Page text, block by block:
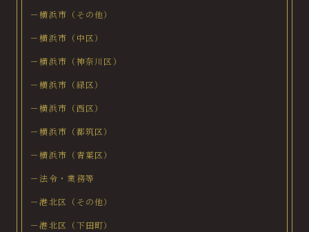
－横浜市（その他）
－横浜市（中区）
－横浜市（神奈川区）
－横浜市（緑区）
－横浜市（西区）
－横浜市（都筑区）
－横浜市（青葉区）
－法令・業務等
－港北区（その他）
－港北区（下田町）